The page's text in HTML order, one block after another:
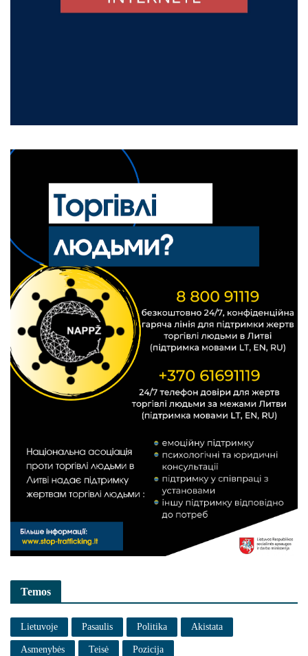
Temos
Lietuvoje Pasaulis Politika Akistata
Asmenybės Teisė Pozicija